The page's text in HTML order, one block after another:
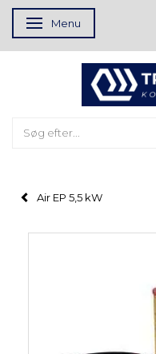
Skifte navigation
Menu
Air EP 5,5 kW